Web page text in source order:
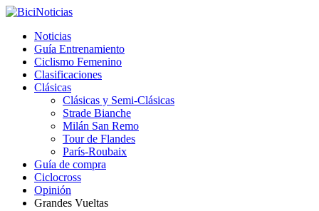
Noticias
Guía Entrenamiento
Ciclismo Femenino
Clasificaciones
Clásicas
Clásicas y Semi-Clásicas
Strade Bianche
Milán San Remo
Tour de Flandes
París-Roubaix
Guía de compra
Ciclocross
Opinión
Grandes Vueltas